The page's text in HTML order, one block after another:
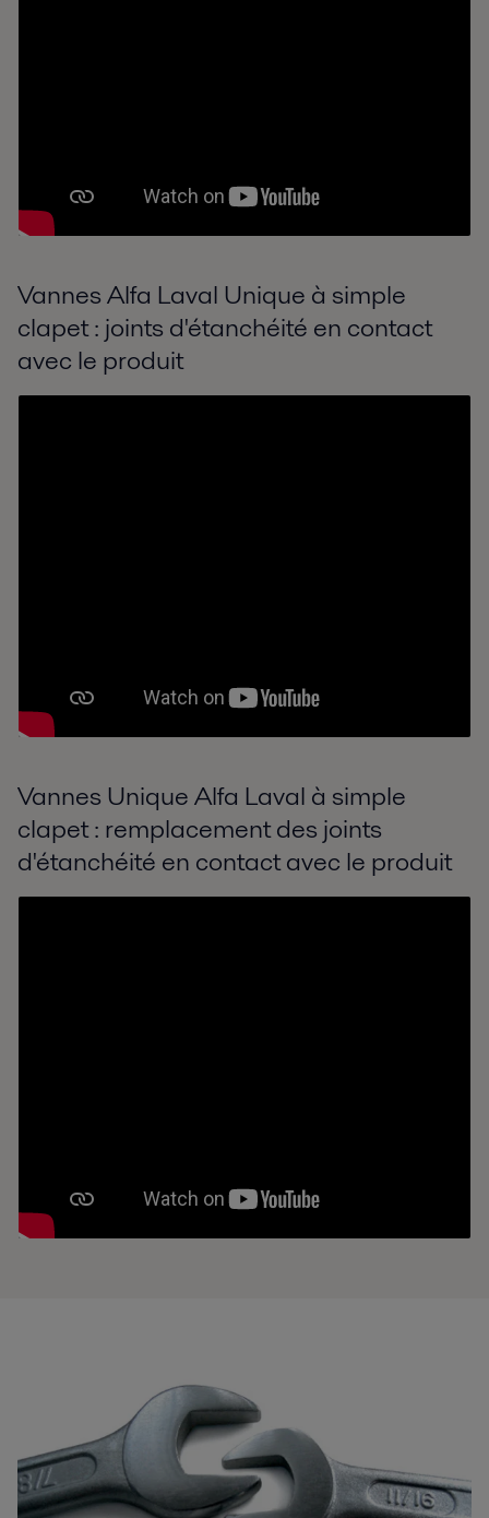
Vannes Alfa Laval Unique à simple
clapet : joints d'étanchéité en contact
avec le produit
Vannes Unique Alfa Laval à simple
clapet : remplacement des joints
d'étanchéité en contact avec le produit